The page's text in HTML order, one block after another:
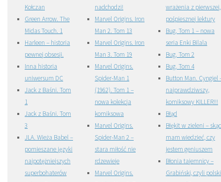
Kołczan
Green Arrow. The
Midas Touch. 1
Harleen – historia
pewnej obsesji.
Inna historia
uniwersum DC
Jack z Baśni. Tom
1
Jack z Baśni. Tom
3
JLA. Wieża Babel –
pomieszane języki
najpotężniejszych
superbohaterów
nadchodzi!
Marvel Origins. Iron
Man 2. Tom 13
Marvel Origins. Iron
Man 3. Tom 19
Marvel Origins.
Spider-Man 1
(1962). Tom 1 –
nowa kolekcja
komiksowa
Marvel Origins.
Spider-Man 2 –
stara miłość nie
rdzewieje
Marvel Origins.
wrażenia z pierwszej,
pośpiesznej lektury
Bug. Tom 1 – nowa
seria Enki Bilala
Bug. Tom 2
Bug. Tom 4
Button Man. Cyngiel
najprawdziwszy,
komiksowy KILLER!!!
Błąd
Błękit w zieleni –
mam wiedzieć, czy
jestem geniuszem
Błonia tajemnicy –
Grabiński, czyli polski